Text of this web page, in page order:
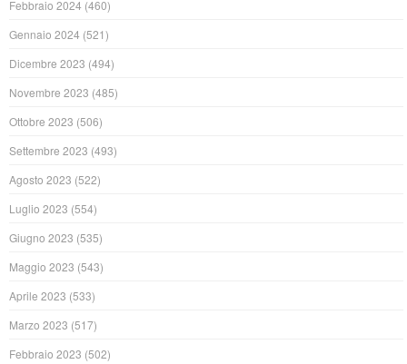
Febbraio 2024 (460)
Gennaio 2024 (521)
Dicembre 2023 (494)
Novembre 2023 (485)
Ottobre 2023 (506)
Settembre 2023 (493)
Agosto 2023 (522)
Luglio 2023 (554)
Giugno 2023 (535)
Maggio 2023 (543)
Aprile 2023 (533)
Marzo 2023 (517)
Febbraio 2023 (502)